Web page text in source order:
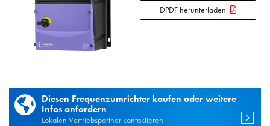
DPDF herunterladen
Diesen Frequenzumrichter kaufen oder weitere
Infos anfordern
Lokalen Vertriebspartner kontaktieren